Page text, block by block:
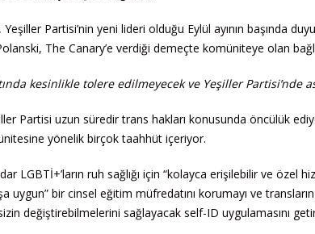
Yeşiller Partisi’nin yeni lideri olduğu Eylül ayının başında
The Canary’e verdiği demeçte komüniteye olan
kesinlikle tolere edilmeyecek ve Yeşiller Partisi’nde
Partisi uzun süredir trans hakları konusunda öncülük
yönelik birçok taahhüt içeriyor.
LGBTİ+’ların ruh sağlığı için “kolayca erişilebilir ve özel
uygun” bir cinsel eğitim müfredatını korumayı ve
değiştirebilmelerini sağlayacak self-ID uygulamasını